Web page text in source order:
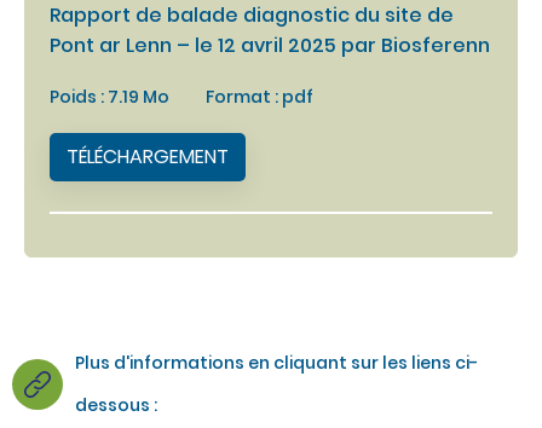
Rapport de balade diagnostic du site de
Pont ar Lenn – le 12 avril 2025 par Biosferenn
Poids : 7.19 Mo Format : pdf
TÉLÉCHARGEMENT
Plus d'informations en cliquant sur les liens ci-
dessous :